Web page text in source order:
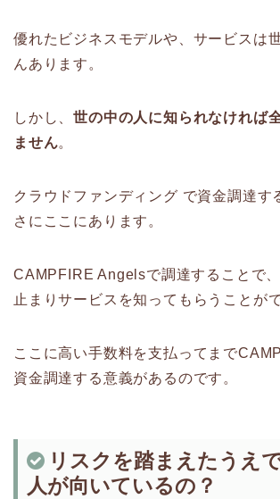
優れたビジネスモデルや、サービスは
んあります。
しかし、世の中の人に知られなければ
ません。
クラウドファンディング で資金調達す
さにここにあります。
CAMPFIRE Angelsで調達することで
止まりサービスを知ってもらうことが
ここに高い手数料を支払ってまで
資金調達する意義があるのです。
リスクを踏まえたうえ
人が向いているの？